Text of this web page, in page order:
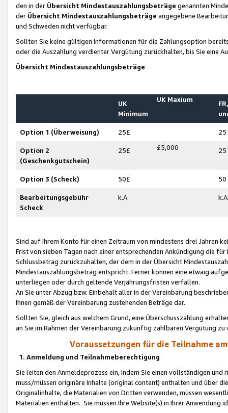
den in der Übersicht Mindestauszahlungsbeträge genannten
der Übersicht Mindestauszahlungsbeträge angegebene
und Schweden nicht verfügbar.
Sollten Sie keine gültigen Informationen für die Zahlungsoption
oder die Auszahlung verdienter Vergütung zurückhalten, bis Sie
Übersicht Mindestauszahlungsbeträge
UK
Minimum
UK Maxium
Option 1 (Überweisung) 25£ 25
Option 2
(Geschenkgutschein)
25£ £5,000 25
Option 3 (Scheck) 50£ 50
Bearbeitungsgebühr
Scheck
k.A.
Sind auf Ihrem Konto für einen Zeitraum von mindestens drei Jahren
Frist von sieben Tagen nach einer entsprechenden Ankündigung die
Schlussbetrag zurückzuhalten, der dem in der Übersicht
Mindestauszahlungsbetrag entspricht. Ferner können eine etwaig
unterliegen oder durch geltende Verjährungsfristen verfallen.
An Sie unter Abzug bzw. Einbehalt aller in der Vereinbarung
Ihnen gemäß der Vereinbarung zustehenden Beträge dar.
Sollten Sie, gleich aus welchem Grund, eine Überschusszahlung
an Sie im Rahmen der Vereinbarung zukünftig zahlbaren Vergütung zu
Voraussetzungen für die Teilnahme
1. Anmeldung und Teilnahmeberechtigung
Sie leiten den Anmeldeprozess ein, indem Sie einen vollständigen
muss/müssen originäre Inhalte (original content) enthalten und über
Originalinhalte, die Materialien von Dritten verwenden, müssen
Materialien enthalten. Sie müssen Ihre Website(s) in Ihrer Anwendung